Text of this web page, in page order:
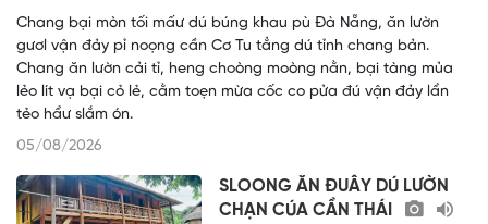
Chang bại mòn tối mấư dú búng khau pù Đà Nẵng, ăn lườn
gươl vận đảy pỉ noọng cần Cơ Tu tẳng dú tỉnh chang bản.
Chang ăn lườn cải tỉ, heng choòng moòng nằn, bại tàng mủa
lẻo lít vạ bại cỏ lẻ, cằm toẹn mừa cốc co pửa đú vận đảy lẩn
tẻo hẩư slắm ón.
05/08/2026
SLOONG ĂN ĐUÂY DÚ LƯỜN
CHẠN CÚA CẦN THÁI